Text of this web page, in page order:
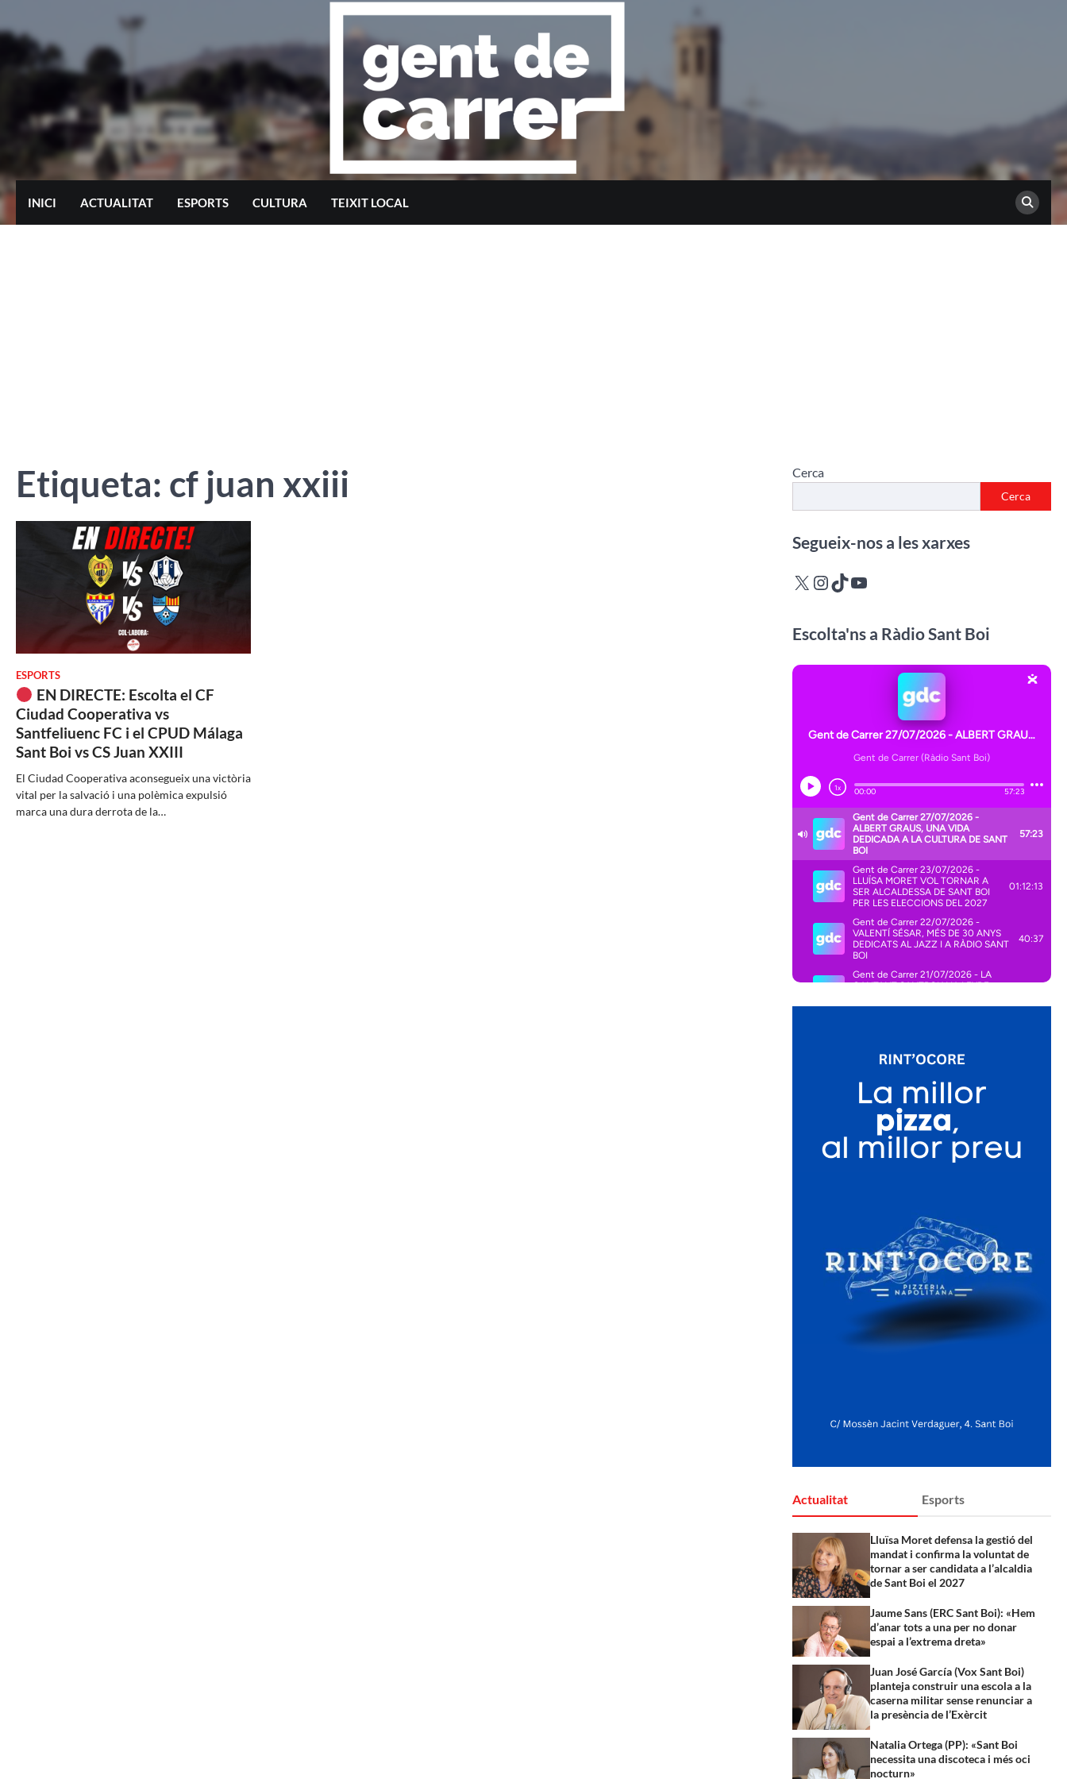
to
content
INICI ACTUALITAT ESPORTS CULTURA TEIXIT LOCAL
Etiqueta: cf juan xxiii
ESPORTS
EN DIRECTE: Escolta el CF
Ciudad Cooperativa vs
Santfeliuenc FC i el CPUD Málaga
Sant Boi vs CS Juan XXIII
El Ciudad Cooperativa aconsegueix una victòria
vital per la salvació i una polèmica expulsió
marca una dura derrota de la…
Cerca
Cerca
Segueix-nos a les xarxes
X Instagram
TikTokYouTube
Escolta'ns a Ràdio Sant Boi
Actualitat Esports
Lluïsa Moret defensa la gestió del
mandat i confirma la voluntat de
tornar a ser candidata a l’alcaldia
de Sant Boi el 2027
Jaume Sans (ERC Sant Boi): «Hem
d’anar tots a una per no donar
espai a l’extrema dreta»
Juan José García (Vox Sant Boi)
planteja construir una escola a la
caserna militar sense renunciar a
la presència de l’Exèrcit
Natalia Ortega (PP): «Sant Boi
necessita una discoteca i més oci
nocturn»